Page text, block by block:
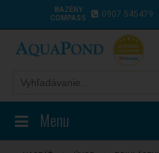
BAZÉNY
COMPASS
0907 545479
Menu